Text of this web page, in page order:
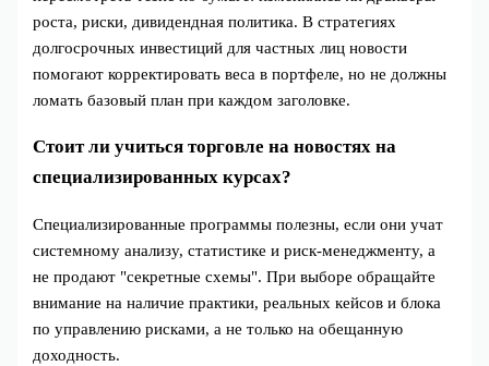
роста, риски, дивидендная политика. В стратегиях
долгосрочных инвестиций для частных лиц новости
помогают корректировать веса в портфеле, но не должны
ломать базовый план при каждом заголовке.
Стоит ли учиться торговле на новостях на
специализированных курсах?
Специализированные программы полезны, если они учат
системному анализу, статистике и риск‑менеджменту, а
не продают "секретные схемы". При выборе обращайте
внимание на наличие практики, реальных кейсов и блока
по управлению рисками, а не только на обещанную
доходность.